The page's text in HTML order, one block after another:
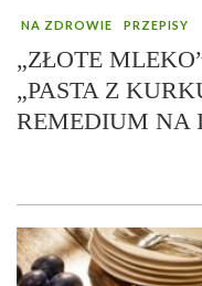
NA ZDROWIE PRZEPISY
„ZŁOTE
„PASTA Z
REMEDIUM NA